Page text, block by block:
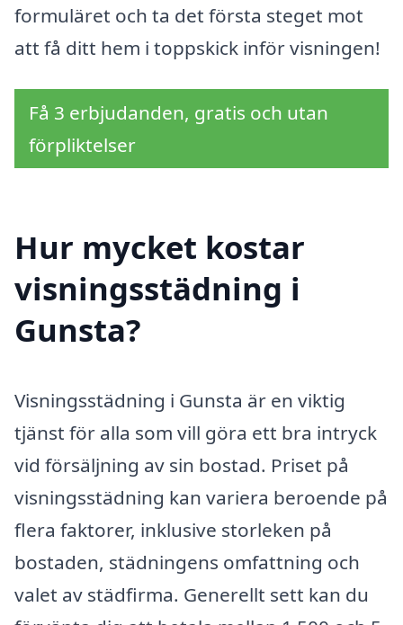
formuläret och ta det första steget mot
att få ditt hem i toppskick inför visningen!
Få 3 erbjudanden, gratis och utan
förpliktelser
Hur mycket kostar
visningsstädning i
Gunsta?
Visningsstädning i Gunsta är en viktig
tjänst för alla som vill göra ett bra intryck
vid försäljning av sin bostad. Priset på
visningsstädning kan variera beroende på
flera faktorer, inklusive storleken på
bostaden, städningens omfattning och
valet av städfirma. Generellt sett kan du